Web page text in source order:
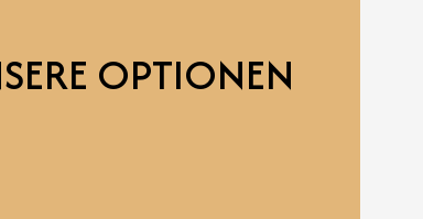
der Straßenfront verfügbar)
OPTIONEN